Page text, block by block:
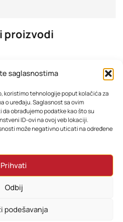
saglasnostima
koristimo tehnologije poput kolačića za
o uređaju. Saglasnost sa ovim
obrađujemo podatke kao što su
ID-ovi na ovoj veb lokaciji.
može negativno uticati na određene
Prihvati
Odbij
podešavanja
proizvodi
Djeciji printer instant photo print Zeleni